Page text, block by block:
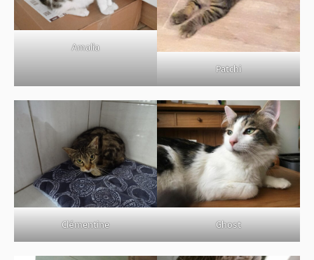
BOUTIQUE
Amalia
Patchi
Clémentine Ghost